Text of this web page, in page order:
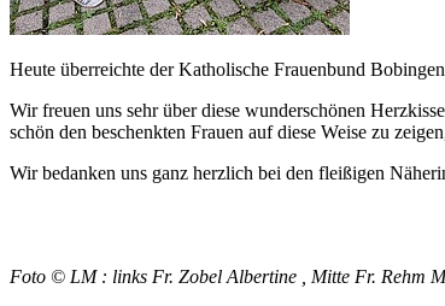
Heute überreichte der Katholische Frauenbund
Wir freuen uns sehr über diese wunderschönen
schön den beschenkten Frauen auf diese Weise zu
Wir bedanken uns ganz herzlich bei den fleißigen
Foto © LM : links Fr. Zobel Albertine , Mitte Fr. Rehm